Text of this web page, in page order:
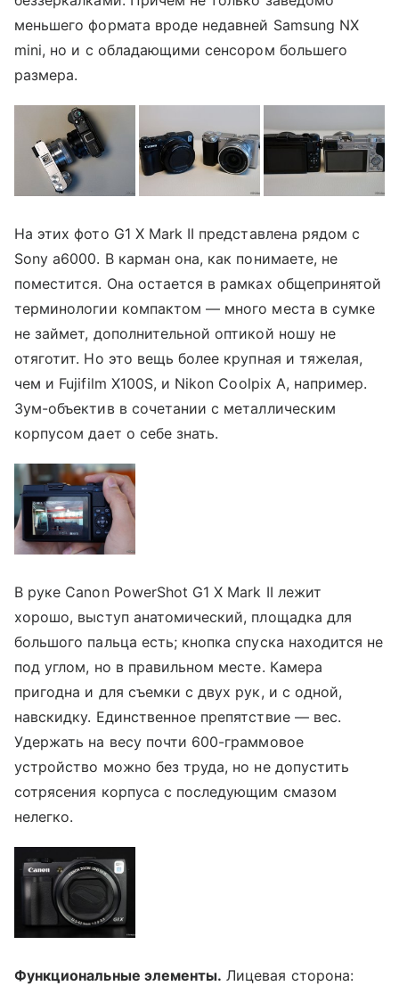
меньшего формата вроде недавней Samsung NX
mini, но и с обладающими сенсором большего
размера.
На этих фото G1 X Mark II представлена рядом с
Sony a6000. В карман она, как понимаете, не
поместится. Она остается в рамках общепринятой
терминологии компактом — много места в сумке
не займет, дополнительной оптикой ношу не
отяготит. Но это вещь более крупная и тяжелая,
чем и Fujifilm X100S, и Nikon Coolpix A, например.
Зум-объектив в сочетании с металлическим
корпусом дает о себе знать.
В руке Canon PowerShot G1 X Mark II лежит
хорошо, выступ анатомический, площадка для
большого пальца есть; кнопка спуска находится не
под углом, но в правильном месте. Камера
пригодна и для съемки с двух рук, и с одной,
навскидку. Единственное препятствие — вес.
Удержать на весу почти 600-граммовое
устройство можно без труда, но не допустить
сотрясения корпуса с последующим смазом
нелегко.
Функциональные элементы. Лицевая сторона: